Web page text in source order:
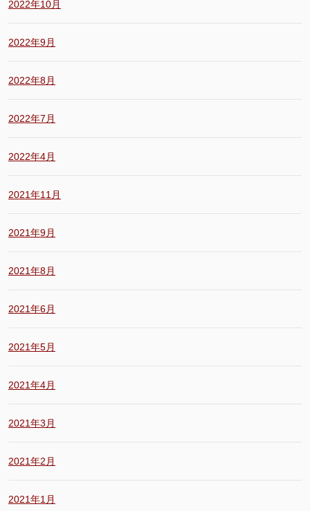
2022年10月
2022年9月
2022年8月
2022年7月
2022年4月
2021年11月
2021年9月
2021年8月
2021年6月
2021年5月
2021年4月
2021年3月
2021年2月
2021年1月